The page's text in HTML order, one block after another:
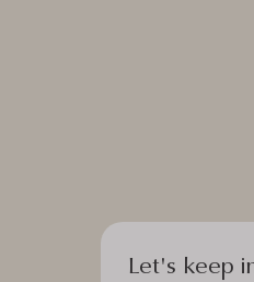
Let's keep